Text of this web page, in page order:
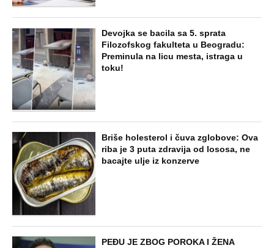
Devojka se bacila sa 5. sprata
Filozofskog fakulteta u Beogradu:
Preminula na licu mesta, istraga u
toku!
Briše holesterol i čuva zglobove: Ova
riba je 3 puta zdravija od lososa, ne
bacajte ulje iz konzerve
PEĐU JE ZBOG POROKA I ŽENA